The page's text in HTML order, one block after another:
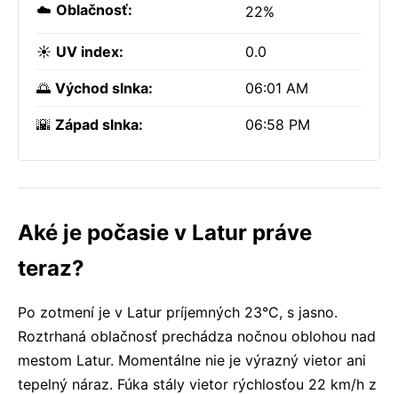
☁️ Oblačnosť: 22%
☀️ UV index: 0.0
🌅 Východ slnka: 06:01 AM
🌇 Západ slnka: 06:58 PM
Aké je počasie v Latur práve
teraz?
Po zotmení je v Latur príjemných 23°C, s jasno.
Roztrhaná oblačnosť prechádza nočnou oblohou nad
mestom Latur. Momentálne nie je výrazný vietor ani
tepelný náraz. Fúka stály vietor rýchlosťou 22 km/h z